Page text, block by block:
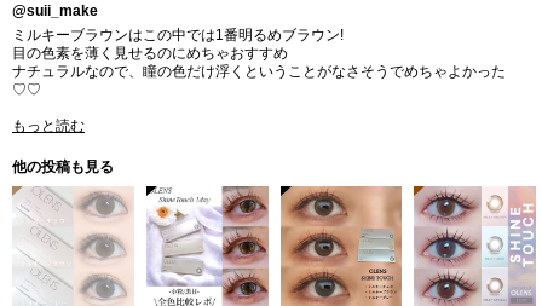
@suii_make
ミルキーブラウンはこの中では1番明るめブラウン!
目の色素を薄く見せるのにめちゃおすすめ
ナチュラルなので、瞳の色だけ浮くということがなさそうでめちゃよかった
♡♡
もっと読む
他の投稿も見る